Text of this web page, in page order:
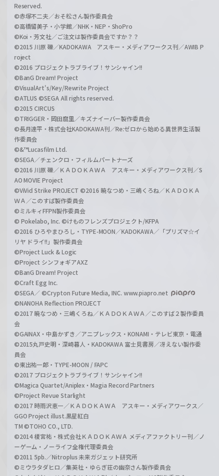
Reserved.
©赤塚不二夫／おそ松さん製作委員会
©高橋留美子・小学館／NHK・NEP・ShoPro
©Koi・芳文社／ご注文は製作委員会ですか？？
©2015 川原 礫／KADOKAWA アスキー・メディアワークス刊／AWIB P
roject
©2016 プロジェクトラブライブ！サンシャイン!!
©BanG Dream! Project
©VisualArt's/Key/Rewrite Project
©ATLUS ©SEGA All rights reserved.
©2015 CIRCUS
©TRIGGER・岡田麿里／キズナイーバー製作委員会
©長月達平・株式会社KADOKAWA刊／Re:ゼロから始める異世界生活製
作委員会
©&™Lucasfilm Ltd.
©SEGA／チェンクロ・フィルムパートナーズ
©2016 川原 礫／ＫＡＤＯＫＡＷＡ アスキー・メディアワークス刊／S
AO MOVIE Project
©ViVid Strike PROJECT ©2016 暁なつめ・三嶋くろね／ＫＡＤＯＫＡ
ＷＡ／このすば製作委員会
©ミルキィFFPN製作委員会
© Pokelabo, Inc. ©けものフレンズプロジェクト/KFPA
©2016 ひろやまひろし・TYPE-MOON／KADOKAWA／「プリズマ☆イ
リヤ ドライ!!」製作委員会
©Project Luck & Logic
©Project シンフォギアAXZ
©BanG Dream! Project
©Craft Egg Inc.
©SEGA／ ©Crypton Future Media, INC. www.piapro.net
©NANOHA Reflection PROJECT
©2017 暁なつめ・三嶋くろね／ＫＡＤＯＫＡＷＡ／このすば２製作委員
会
©GAINAX・中島かずき／アニプレックス・KONAMI・テレビ東京・電通
©2015丸戸史明・深崎暮人・KADOKAWA 富士見書房／冴えない製作委
員会
©東出祐一郎・TYPE-MOON / FAPC
©2017 プロジェクトラブライブ！サンシャイン!!
©Magica Quartet/Aniplex・Magia Record Partners
©Project Revue Starlight
©2017 時雨沢恵一／ＫＡＤＯＫＡＷＡ アスキー・メディアワークス／
GGO Project illust.黒星紅白
TM ©TOHO CO., LTD.
©2014 榎宮祐・株式会社ＫＡＤＯＫＡＷＡ メディアファクトリー刊／ノ
ーゲーム・ノーライフ全権代理委員会
©2011 5pb.／Nitroplus 未来ガジェット研究所
©ミウラタダヒロ／集英社・ゆらぎ荘の幽奈さん製作委員会